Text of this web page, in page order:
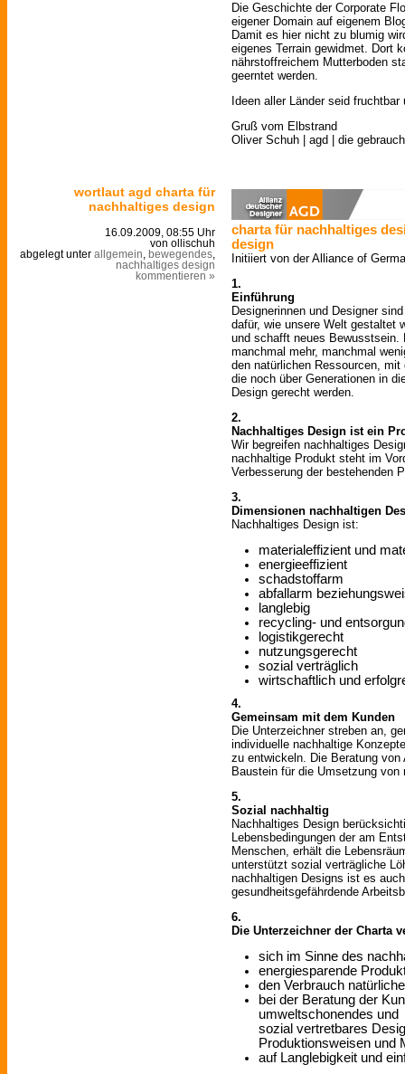
Die Geschichte der Corporate
eigener Domain auf eigenem
Damit es hier nicht zu blumig
eigenes Terrain gewidmet. Dort
nährstoffreichem Mutterboden
geerntet werden.
Ideen aller Länder seid
Gruß vom Elbstrand
Oliver Schuh | agd | die
wortlaut agd charta für
nachhaltiges design
16.09.2009, 08:55 Uhr
von ollischuh
abgelegt unter allgemein bewegendes
nachhaltiges design
kommentieren »
charta für nachhaltiges
design
Initiiert von der Alliance of
1.
Einführung
Designerinnen und Designer
dafür, wie unsere Welt gestaltet
und schafft neues Bewusstsein.
manchmal mehr, manchmal
den natürlichen Ressourcen,
die noch über Generationen in
Design gerecht werden.
2.
Nachhaltiges Design ist ein
Wir begreifen nachhaltiges
nachhaltige Produkt steht im
Verbesserung der bestehenden
3.
Dimensionen nachhaltigen
Nachhaltiges Design ist:
materialeffizient und
energieeffizient
schadstoffarm
abfallarm
langlebig
recycling- und
logistikgerecht
nutzungsgerecht
sozial verträglich
wirtschaftlich und
4.
Gemeinsam mit dem Kunden
Die Unterzeichner streben an,
individuelle nachhaltige
zu entwickeln. Die Beratung
Baustein für die Umsetzung von
5.
Sozial nachhaltig
Nachhaltiges Design
Lebensbedingungen der am
Menschen, erhält die
unterstützt sozial verträgliche
nachhaltigen Designs ist es
gesundheitsgefährdende
6.
Die Unterzeichner der Charta
sich im Sinne des
energiesparende
den Verbrauch
bei der Beratung der
umweltschonendes und
sozial vertretbares
Produktionsweisen und
auf Langlebigkeit und